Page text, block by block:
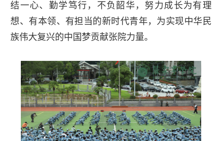
结一心、勤学笃行，不负韶华，努力成长为有理
想、有本领、有担当的新时代青年，为实现中华民
族伟大复兴的中国梦贡献张院力量。